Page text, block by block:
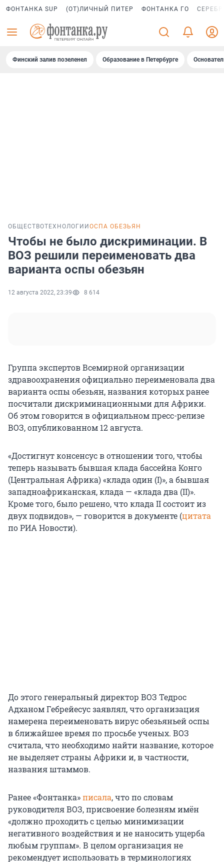
ФОНТАНКА SUP (ОТ)ЛИЧНЫЙ ПИТЕР ФОНТАНКА ГО
Финский залив позеленел Образование в Петербурге
ОБЩЕСТВОТЕХНОЛОГИИ ОСПА ОБЕЗЬЯН
Чтобы не было дискриминации. В
ВОЗ решили переименовать два
варианта оспы обезьян
12 августа 2022, 23:39 8 614
Группа экспертов Всемирной организации
здравоохранения официально переименовала два
варианта оспы обезьян, названия которых ранее
посчитали дискриминационными для Африки.
Об этом говорится в официальном пресс-релизе
ВОЗ, опубликованном 12 августа.
«Достигнут консенсус в отношении того, чтобы
теперь называть бывшая клада бассейна Конго
(Центральная Африка) «клада один (I)», а бывшая
западноафриканская, клада — «клада два (II)».
Кроме того, было решено, что клада II состоит из
двух подвидов», — говорится в документе (цитата
по РИА Новости).
До этого генеральный директор ВОЗ Тедрос
Адханом Гебрейесус заявлял, что организация
намерена переименовать вирус обезьяньей оспы
в ближайшее время по просьбе ученых. ВОЗ
считала, что необходимо найти название, которое
не выделяет страны Африки и, в частности,
названия штаммов.
Ранее «Фонтанка»писала, что по словам
руководителя ВОЗ, присвоение болезням имён
«должно проходить с целью минимизации
негативного воздействия и не наносить ущерба
любым группам». В целом организация не
рекомендует использовать в терминологиях